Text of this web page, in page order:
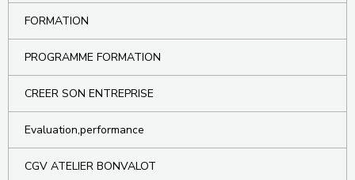
FORMATION
PROGRAMME FORMATION
CREER SON ENTREPRISE
Evaluation,performance
CGV ATELIER BONVALOT